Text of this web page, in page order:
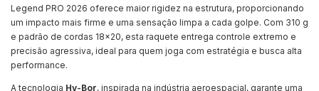
Legend PRO 2026 oferece maior rigidez na estrutura, proporcionando
um impacto mais firme e uma sensação limpa a cada golpe. Com 310 g
e padrão de cordas 18x20, esta raquete entrega controle extremo e
precisão agressiva, ideal para quem joga com estratégia e busca alta
performance.
A tecnologia Hy-Bor, inspirada na indústria aeroespacial, garante uma